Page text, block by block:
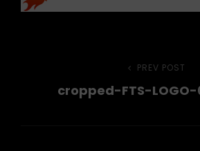
Previous
Post
PREV POST
cropped-FTS-LOGO-